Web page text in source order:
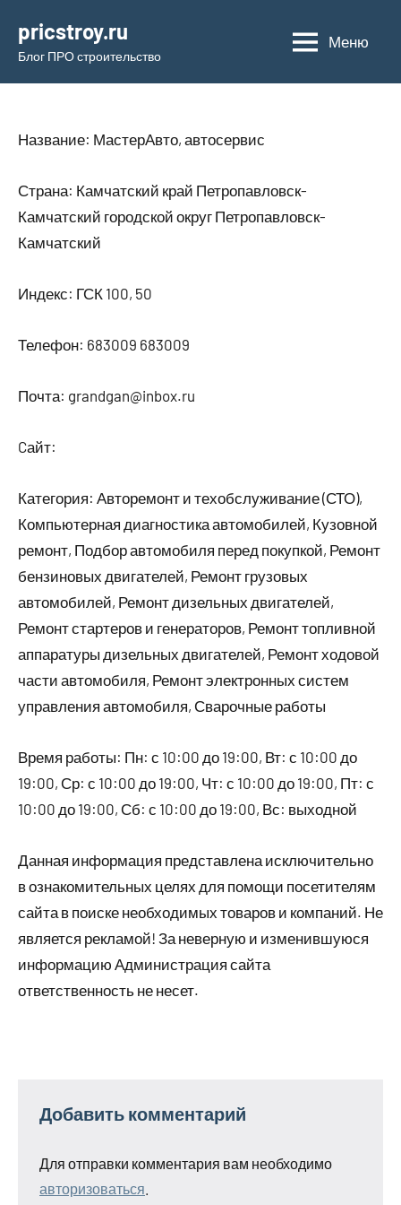
содержимому
pricstroy.ru
Блог ПРО строительство
Меню
Название: МастерАвто, автосервис
Страна: Камчатский край Петропавловск-
Камчатский городской округ Петропавловск-
Камчатский
Индекс: ГСК 100, 50
Телефон: 683009 683009
Почта: grandgan@inbox.ru
Cайт:
Категория: Авторемонт и техобслуживание (СТО),
Компьютерная диагностика автомобилей, Кузовной
ремонт, Подбор автомобиля перед покупкой, Ремонт
бензиновых двигателей, Ремонт грузовых
автомобилей, Ремонт дизельных двигателей,
Ремонт стартеров и генераторов, Ремонт топливной
аппаратуры дизельных двигателей, Ремонт ходовой
части автомобиля, Ремонт электронных систем
управления автомобиля, Сварочные работы
Время работы: Пн: с 10:00 до 19:00, Вт: с 10:00 до
19:00, Ср: с 10:00 до 19:00, Чт: с 10:00 до 19:00, Пт: с
10:00 до 19:00, Сб: с 10:00 до 19:00, Вс: выходной
Данная информация представлена исключительно
в ознакомительных целях для помощи посетителям
сайта в поиске необходимых товаров и компаний. Не
является рекламой! За неверную и изменившуюся
информацию Администрация сайта
ответственность не несет.
Добавить комментарий
Для отправки комментария вам необходимо
авторизоваться